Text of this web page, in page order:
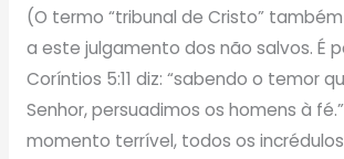
(O termo “tribunal de Cristo”
a este julgamento dos não salvos. É
Coríntios 5:11 diz: “sabendo o temor
Senhor, persuadimos os homens à
momento terrível, todos os